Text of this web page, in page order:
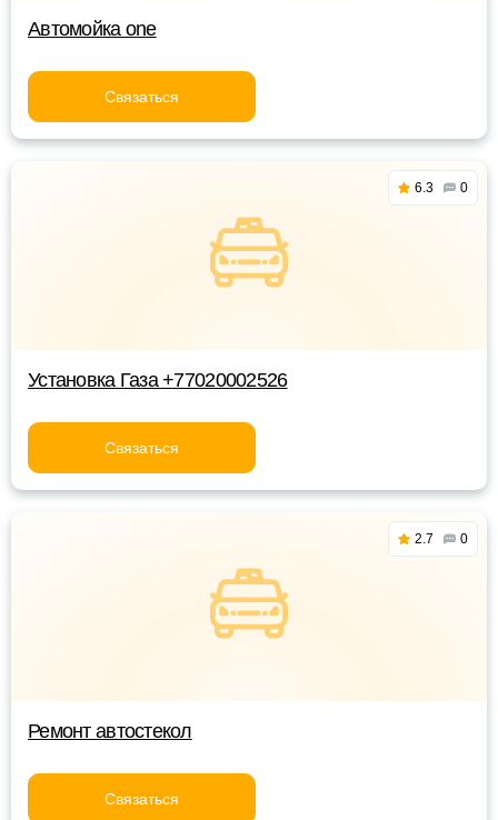
Автомойка one
Связаться
6.3 0
Установка Газа +77020002526
Связаться
2.7 0
Ремонт автостекол
Связаться